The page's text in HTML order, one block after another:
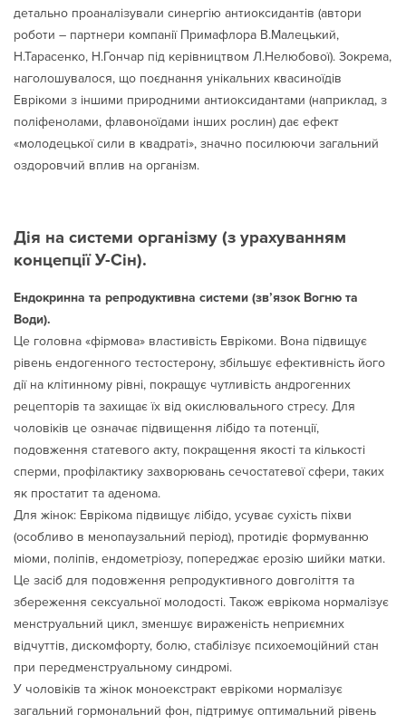
детально проаналізували синергію антиоксидантів (автори
роботи – партнери компанії Примафлора В.Малецький,
Н.Тарасенко, Н.Гончар під керівництвом Л.Нелюбової). Зокрема,
наголошувалося, що поєднання унікальних квасиноїдів
Еврікоми з іншими природними антиоксидантами (наприклад, з
поліфенолами, флавоноїдами інших рослин) дає ефект
«молодецької сили в квадраті», значно посилюючи загальний
оздоровчий вплив на організм.
Дія на системи організму (з урахуванням
концепції У-Сін).
Ендокринна та репродуктивна системи (зв’язок Вогню та
Води).
Це головна «фірмова» властивість Еврікоми. Вона підвищує
рівень ендогенного тестостерону, збільшує ефективність його
дії на клітинному рівні, покращує чутливість андрогенних
рецепторів та захищає їх від окислювального стресу. Для
чоловіків це означає підвищення лібідо та потенції,
подовження статевого акту, покращення якості та кількості
сперми, профілактику захворювань сечостатевої сфери, таких
як простатит та аденома.
Для жінок: Еврікома підвищує лібідо, усуває сухість піхви
(особливо в менопаузальний період), протидіє формуванню
міоми, поліпів, ендометріозу, попереджає ерозію шийки матки.
Це засіб для подовження репродуктивного довголіття та
збереження сексуальної молодості. Також еврікома нормалізує
менструальний цикл, зменшує вираженість неприємних
відчуттів, дискомфорту, болю, стабілізує психоемоційний стан
при передменструальному синдромі.
У чоловіків та жінок моноекстракт еврікоми нормалізує
загальний гормональний фон, підтримує оптимальний рівень